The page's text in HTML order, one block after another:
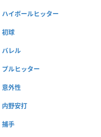
ハイボールヒッター
初球
バレル
プルヒッター
意外性
内野安打
捕手